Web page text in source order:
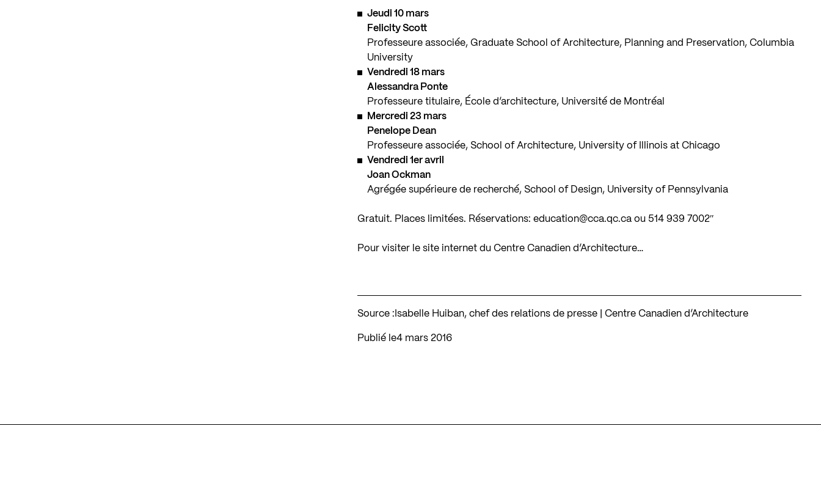
Jeudi 10 mars
Felicity Scott
Professeure associée, Graduate School of Architecture, Planning and Preservation, Columbia
University
Vendredi 18 mars
Alessandra Ponte
Professeure titulaire, École d’architecture, Université de Montréal
Mercredi 23 mars
Penelope Dean
Professeure associée, School of Architecture, University of Illinois at Chicago
Vendredi 1er avril
Joan Ockman
Agrégée supérieure de recherché, School of Design, University of Pennsylvania
Gratuit. Places limitées. Réservations:education@cca.qc.ca ou 514 939 7002″
Pour visiter le site internet du Centre Canadien d’Architecture…
Source : Isabelle Huiban, chef des relations de presse | Centre Canadien d’Architecture
Publié le 4 mars 2016